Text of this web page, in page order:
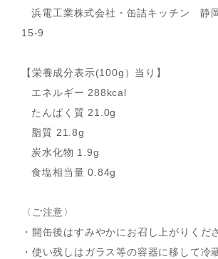
浜電工業株式会社・缶詰キッチン 静
15-9
【栄養成分表示(100g）当り】
エネルギー 288kcal
たんぱく質 21.0g
脂質 21.8g
炭水化物 1.9g
食塩相当量 0.84g
〈ご注意〉
・開缶後はすみやかにお召し上がりくだ
・使い残しはガラス等の容器に移して冷